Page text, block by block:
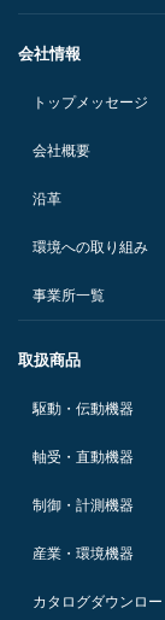
会社情報
トップメッセージ
会社概要
沿革
環境への取り組み
事業所一覧
取扱商品
駆動・伝動機器
軸受・直動機器
制御・計測機器
産業・環境機器
カタログダウンロー